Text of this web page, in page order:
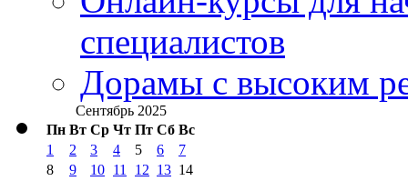
специалистов
Дорамы с высоким
Сентябрь 2025
Пн Вт Ср Чт Пт Сб Вс
1 2 3 4 5 6
7
8
9 10 11 12 13 14